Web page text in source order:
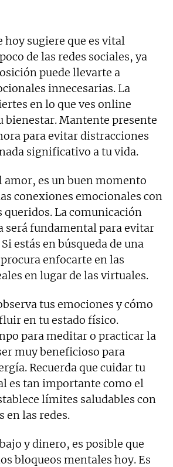
hoy sugiere que es vital
de las redes sociales, ya
puede llevarte a
innecesarias. La
en lo que ves online
bienestar. Mantente presente
para evitar distracciones
significativo a tu vida.
amor, es un buen momento
conexiones emocionales con
queridos. La comunicación
será fundamental para evitar
estás en búsqueda de una
enfocarte en las
en lugar de las virtuales.
tus emociones y cómo
en tu estado físico.
para meditar o practicar la
muy beneficioso para
Recuerda que cuidar tu
es tan importante como el
límites saludables con
en las redes.
y dinero, es posible que
bloqueos mentales hoy. Es